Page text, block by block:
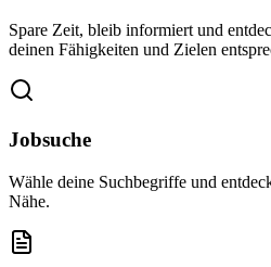
Spare Zeit, bleib informiert und
deinen Fähigkeiten und Zielen
Jobsuche
Wähle deine Suchbegriffe und
Nähe.